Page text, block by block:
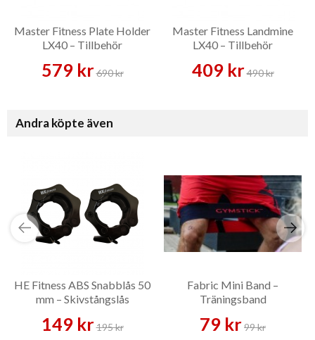
Master Fitness Plate Holder
LX40 – Tillbehör
579 kr690 kr
Master Fitness Landmine
LX40 – Tillbehör
409 kr490 kr
Andra köpte även
HE Fitness ABS Snabblås 50
mm – Skivstångslås
149 kr195 kr
Fabric Mini Band –
Träningsband
79 kr99 kr